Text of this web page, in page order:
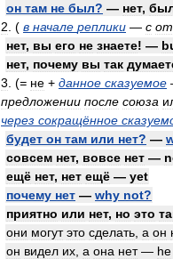
он там не был? — нет,
2 . ( в начале реплики — с
нет, вы его не знаете! —
нет, почему вы так
3 . (= не + данное сказуемое
предложении после союза
через сокращённое
будет он там или нет? —
совсем нет, вовсе нет —
ещё нет, нет ещё — yet
почему нет — why not?
приятно или нет, но это
они могут это сделать а он
он видел их а она нет— he